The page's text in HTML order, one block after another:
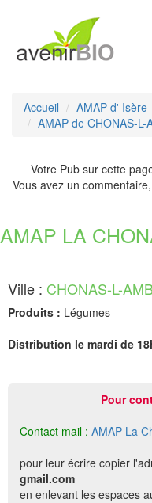
Accueil
AMAP d' Isère
AMAP de CHONAS-L-
Votre Pub sur cette
Vous avez un
AMAP LA
Ville : CHONAS-L-
Produits : Légumes
Distribution le mardi de
Pour
Contact mail : AMAP La
pour leur écrire copier
gmail.com
en enlevant les espaces